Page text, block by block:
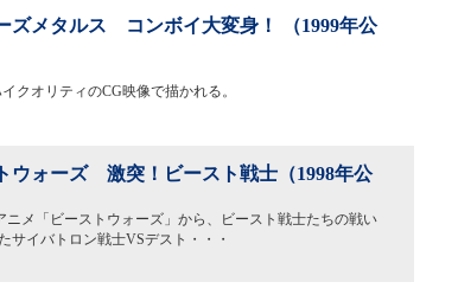
メタルス コンボイ大変身！ （1999年公
クオリティのCG映像で描かれる。
ォーズ 激突！ビースト戦士（1998年公
メ「ビーストウォーズ」から、ビースト戦士たちの戦い
サイバトロン戦士VSデスト・・・